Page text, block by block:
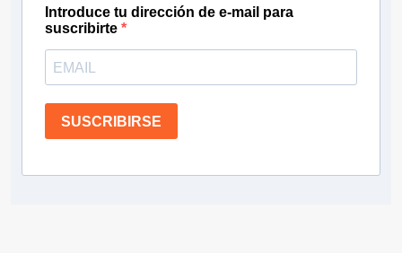
Introduce tu dirección de e-mail para
suscribirte
SUSCRIBIRSE